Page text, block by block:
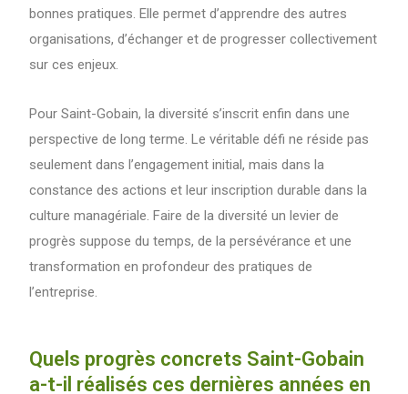
bonnes pratiques. Elle permet d’apprendre des autres
organisations, d’échanger et de progresser collectivement
sur ces enjeux.
Pour Saint-Gobain, la diversité s’inscrit enfin dans une
perspective de long terme. Le véritable défi ne réside pas
seulement dans l’engagement initial, mais dans la
constance des actions et leur inscription durable dans la
culture managériale. Faire de la diversité un levier de
progrès suppose du temps, de la persévérance et une
transformation en profondeur des pratiques de
l’entreprise.
Quels progrès concrets Saint-Gobain
a-t-il réalisés ces dernières années en